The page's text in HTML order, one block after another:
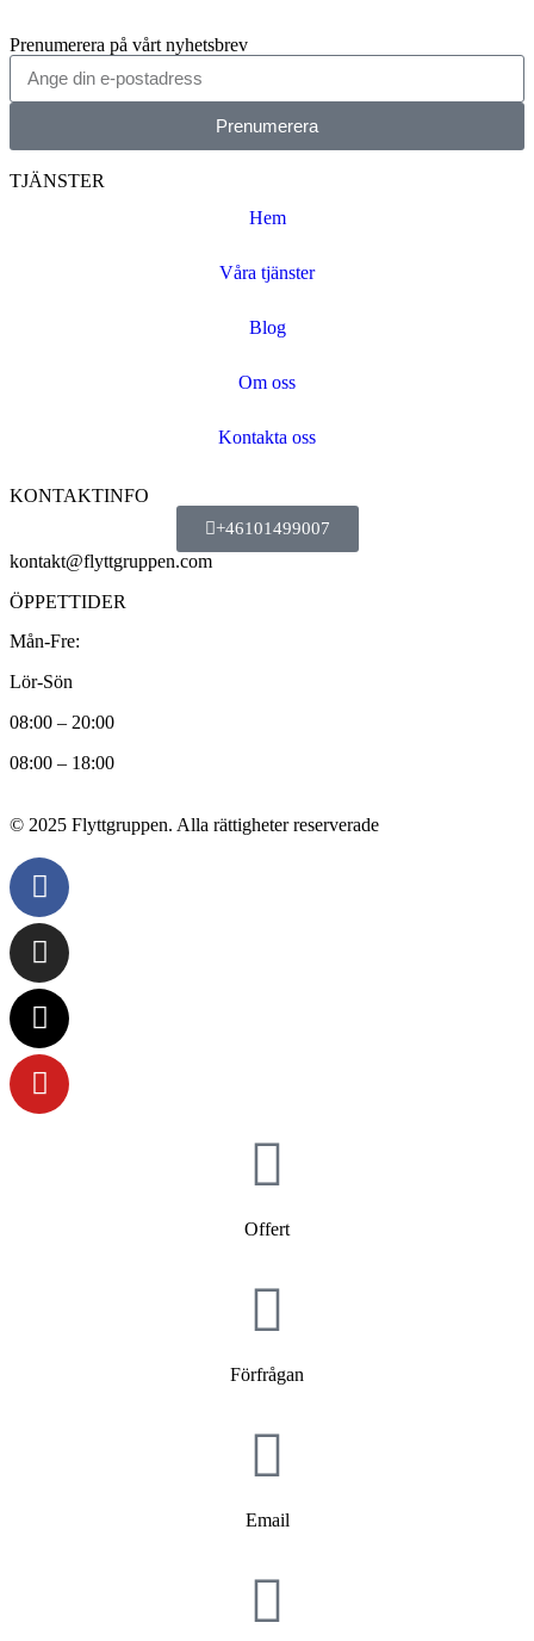
Prenumerera på vårt nyhetsbrev
Prenumerera
TJÄNSTER
Hem
Våra tjänster
Blog
Om oss
Kontakta oss
KONTAKTINFO
+46101499007
kontakt@flyttgruppen.com
ÖPPETTIDER
Mån-Fre:
Lör-Sön
08:00 – 20:00
08:00 – 18:00
© 2025 Flyttgruppen. Alla rättigheter reserverade
Offert
Förfrågan
Email